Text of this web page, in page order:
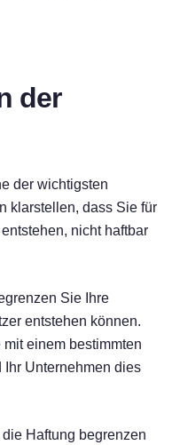
der
der wichtigsten
klarstellen, dass Sie für
nicht haftbar
Sie Ihre
entstehen können.
einem bestimmten
Ihr Unternehmen dies
Haftung begrenzen